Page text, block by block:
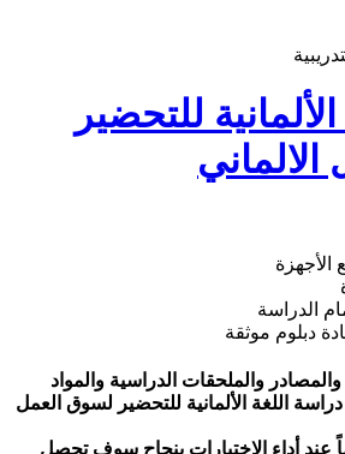
للتحضير
الدراسة
دبلوم موثقة
والملحقات الدراسية والمواد
دراسة اللغة الألمانية للتحضير لسوق العمل
عند أداء الاختبارات بنجاح سوف تحصل